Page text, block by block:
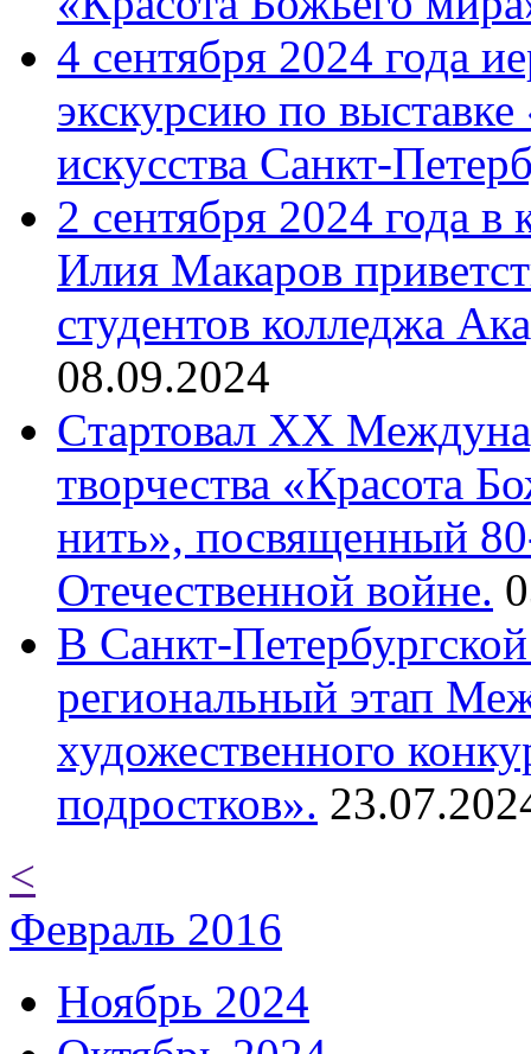
4 сентября 2024 года
экскурсию по
искусства Санкт-
2 сентября 2024 года
Илия Макаров
студентов колледжа
08.09.2024
Cтартовал XX
творчества «Красота
нить», посвященный
Отечественной войне.
В Санкт-
региональный этап
художественного
подростков».
<
Февраль 2016
Ноябрь 2024